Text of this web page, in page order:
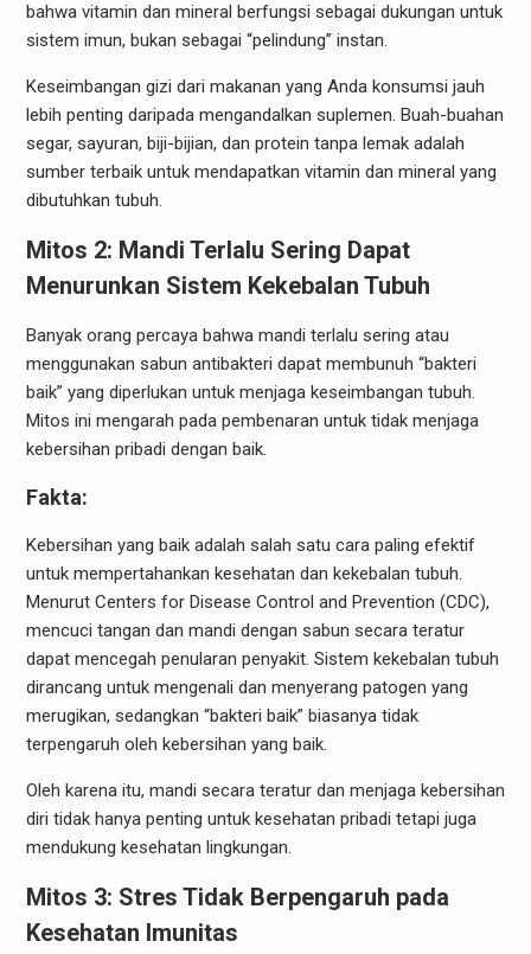
bahwa vitamin dan mineral berfungsi sebagai dukungan untuk
sistem imun, bukan sebagai “pelindung” instan.
Keseimbangan gizi dari makanan yang Anda konsumsi jauh
lebih penting daripada mengandalkan suplemen. Buah-buahan
segar, sayuran, biji-bijian, dan protein tanpa lemak adalah
sumber terbaik untuk mendapatkan vitamin dan mineral yang
dibutuhkan tubuh.
Mitos 2: Mandi Terlalu Sering Dapat
Menurunkan Sistem Kekebalan Tubuh
Banyak orang percaya bahwa mandi terlalu sering atau
menggunakan sabun antibakteri dapat membunuh “bakteri
baik” yang diperlukan untuk menjaga keseimbangan tubuh.
Mitos ini mengarah pada pembenaran untuk tidak menjaga
kebersihan pribadi dengan baik.
Fakta:
Kebersihan yang baik adalah salah satu cara paling efektif
untuk mempertahankan kesehatan dan kekebalan tubuh.
Menurut Centers for Disease Control and Prevention (CDC),
mencuci tangan dan mandi dengan sabun secara teratur
dapat mencegah penularan penyakit. Sistem kekebalan tubuh
dirancang untuk mengenali dan menyerang patogen yang
merugikan, sedangkan “bakteri baik” biasanya tidak
terpengaruh oleh kebersihan yang baik.
Oleh karena itu, mandi secara teratur dan menjaga kebersihan
diri tidak hanya penting untuk kesehatan pribadi tetapi juga
mendukung kesehatan lingkungan.
Mitos 3: Stres Tidak Berpengaruh pada
Kesehatan Imunitas